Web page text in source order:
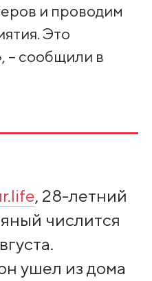
и проводим
Это
– сообщили в
, 28-летний
числится
ушел из дома